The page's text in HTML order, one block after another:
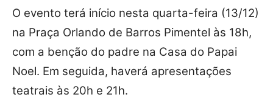
O evento terá início nesta quarta-feira (13/12)
na Praça Orlando de Barros Pimentel às 18h,
com a benção do padre na Casa do Papai
Noel. Em seguida, haverá apresentações
teatrais às 20h e 21h.